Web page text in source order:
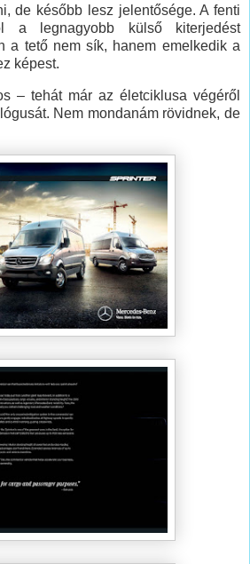
de később lesz jelentősége. A fenti
a legnagyobb külső kiterjedést
a tető nem sík, hanem emelkedik a
képest.
– tehát már az életciklusa végéről
Nem mondanám rövidnek, de